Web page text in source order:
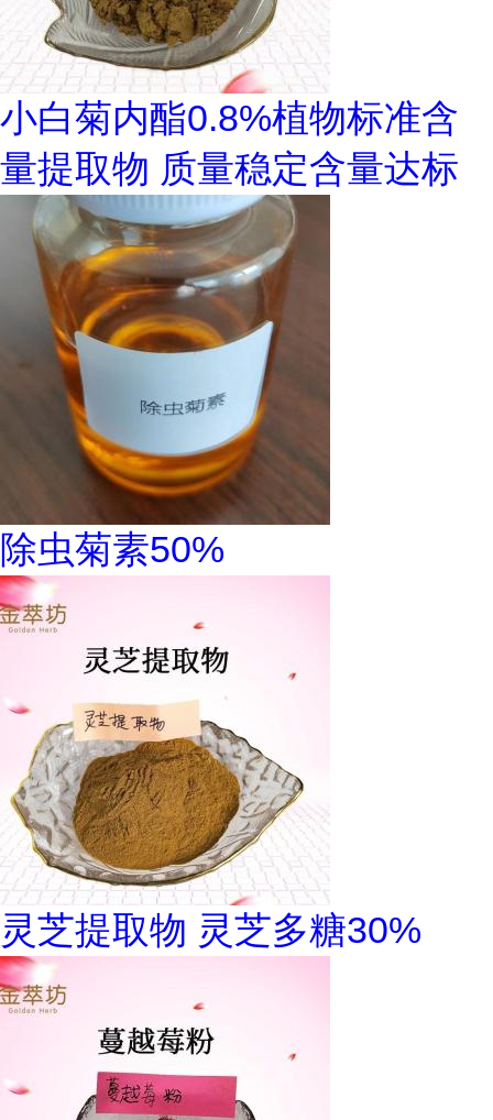
小白菊内酯0.8%植物标准含
量提取物 质量稳定含量达标
除虫菊素50%
灵芝提取物 灵芝多糖30%